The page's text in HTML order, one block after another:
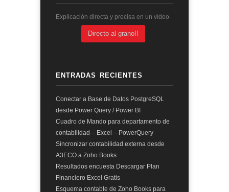
Explicación directa y precisa en un vídeo
Directo al grano!!
ENTRADAS RECIENTES
Conectar a Base de Datos PostgreSQL
desde Power Query / Power BI
Cuadro de Mando para departamento de
contabilidad – Excel – PowerQuery
Sincronizar contabilidad externa desde
A3ECO a Zoho Books
Resultados encuesta Descargar Plan
Financiero Excel Gratis
Esquema contable de Zoho Books para